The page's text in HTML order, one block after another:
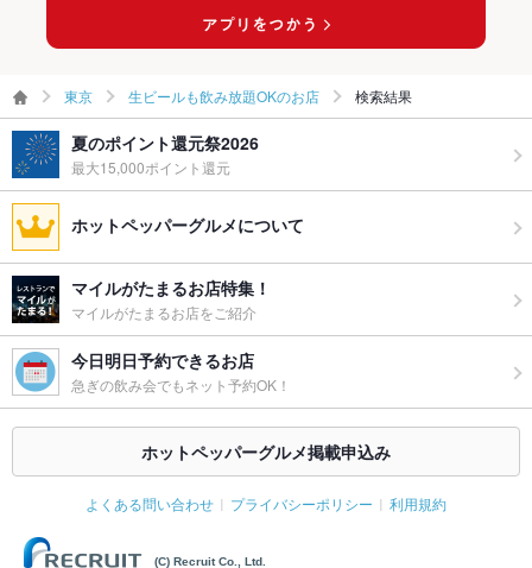
東京 生ビールも飲み放題OKのお店 検索結果
夏のポイント還元祭2026
最大15,000ポイント還元
ホットペッパーグルメについて
マイルがたまるお店特集！
マイルがたまるお店をご紹介
今日明日予約できるお店
急ぎの飲み会でもネット予約OK！
ホットペッパーグルメ掲載申込み
よくある問い合わせ プライバシーポリシー 利用規約
(C) Recruit Co., Ltd.